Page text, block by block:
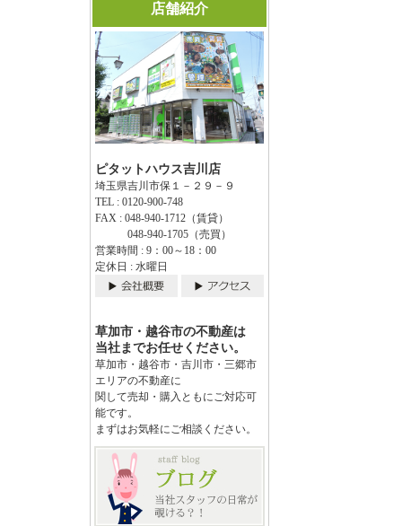
店舗紹介
ピタットハウス吉川店
埼玉県吉川市保１－２９－９
TEL : 0120-900-748
FAX : 048-940-1712（賃貸）
048-940-1705（売買）
営業時間 : 9：00～18：00
定休日 : 水曜日
草加市・越谷市の不動産は
当社までお任せください。
草加市・越谷市・吉川市・三郷市
エリアの不動産に
関して売却・購入ともにご対応可
能です。
まずはお気軽にご相談ください。